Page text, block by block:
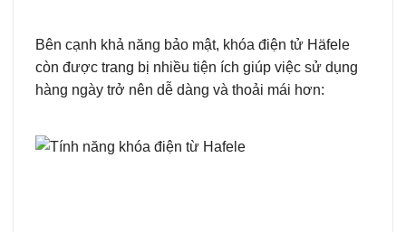
Bên cạnh khả năng bảo mật, khóa điện tử Häfele
còn được trang bị nhiều tiện ích giúp việc sử dụng
hàng ngày trở nên dễ dàng và thoải mái hơn: